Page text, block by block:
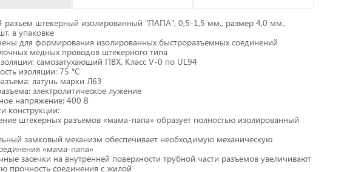
для смарт-карт
материалы
Изоляционные материалы,гофра
Перчатки / Инструмент / Герметик
штекерный изолированный "ПАПА", 0,5-1,5 мм., размер 4,0 мм.,
в упаковке
для формирования изолированных быстроразъемных соединений
медных проводов штекерного типа
самозатухающий ПВХ. Класс V-0 по UL94
изоляции: 75 °C
латунь марки Л63
электролитическое лужение
напряжение: 400 В
конструкции:
штекерных разъемов «мама-папа» образует полностью изолированный
замковый механизм обеспечивает необходимую механическую
«мама-папа»
засечки на внутренней поверхности трубной части разъемов увеличивают
прочность соединения с жилой